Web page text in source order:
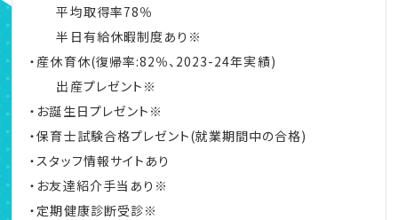
平均取得率78％
半日有給休暇制度あり※
・産休育休(復帰率:82％、2023-24年実績)
出産プレゼント※
・お誕生日プレゼント※
・保育士試験合格プレゼント(就業期間中の合格)
・スタッフ情報サイトあり
・お友達紹介手当あり※
・定期健康診断受診※